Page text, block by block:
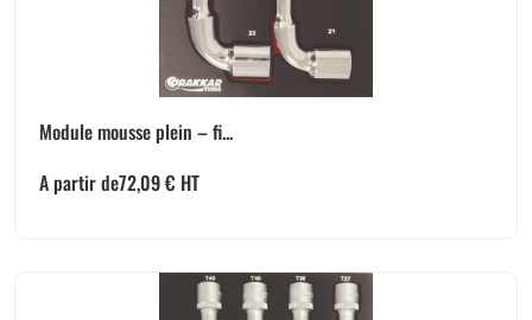
Module mousse plein – fi...
A partir de72,09€ HT